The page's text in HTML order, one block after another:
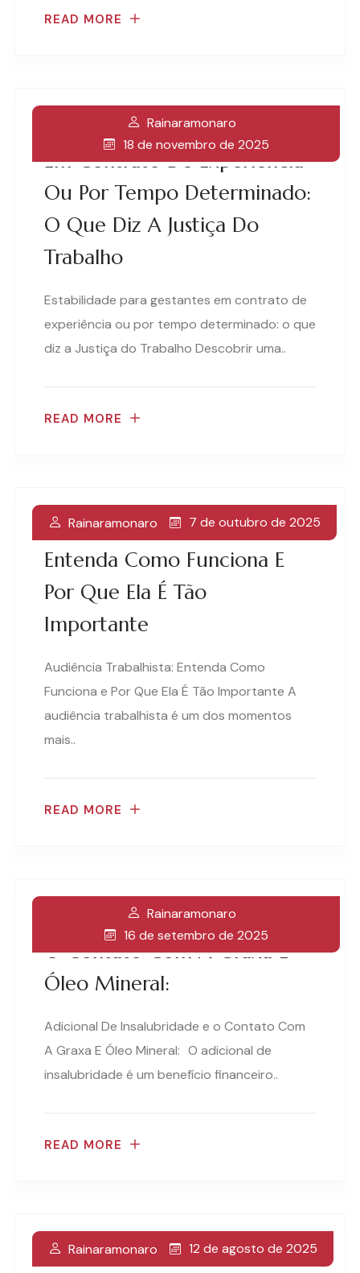
READ MORE
Estabilidade Para Gestantes
Em Contrato De Experiência
Ou Por Tempo Determinado:
O Que Diz A Justiça Do
Trabalho
Rainaramonaro
18 de novembro de 2025
Estabilidade para gestantes em contrato de
experiência ou por tempo determinado: o que
diz a Justiça do Trabalho Descobrir uma..
READ MORE
Audiência Trabalhista:
Entenda Como Funciona E
Por Que Ela É Tão
Importante
Rainaramonaro 7 de outubro de 2025
Audiência Trabalhista: Entenda Como
Funciona e Por Que Ela É Tão Importante A
audiência trabalhista é um dos momentos
mais..
READ MORE
Adicional De Insalubridade E
O Contato Com A Graxa E
Óleo Mineral:
Rainaramonaro
16 de setembro de 2025
Adicional De Insalubridade e o Contato Com
A Graxa E Óleo Mineral: O adicional de
insalubridade é um benefício financeiro..
READ MORE
Direitos Dos Trabalhadores
Rainaramonaro 12 de agosto de 2025